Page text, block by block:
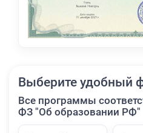
Выберите удобный
Все программы
ФЗ "Об образовании РФ"